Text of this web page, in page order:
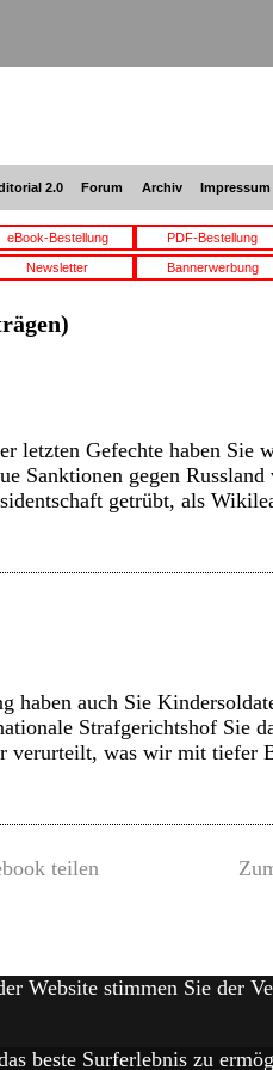
2.0 Forum Archiv Impressum
eBook-Bestellung PDF-Bestellung
Newsletter Bannerwerbung
letzten Gefechte haben Sie
Sanktionen gegen Russland
getrübt, als
haben auch Sie
Strafgerichtshof Sie
verurteilt, was wir mit tiefer
teilen
Website stimmen Sie der
beste Surferlebnis zu